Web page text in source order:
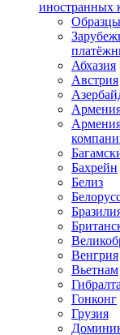
иностранных
Абхазия
Австрия
Бахрейн
Белиз
Венгрия
Вьетнам
Гонконг
Грузия